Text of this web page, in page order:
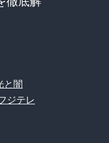
と闇
ジテレ